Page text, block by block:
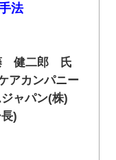
法
健二郎 氏
アカンパニー
ャパン(株)
長)